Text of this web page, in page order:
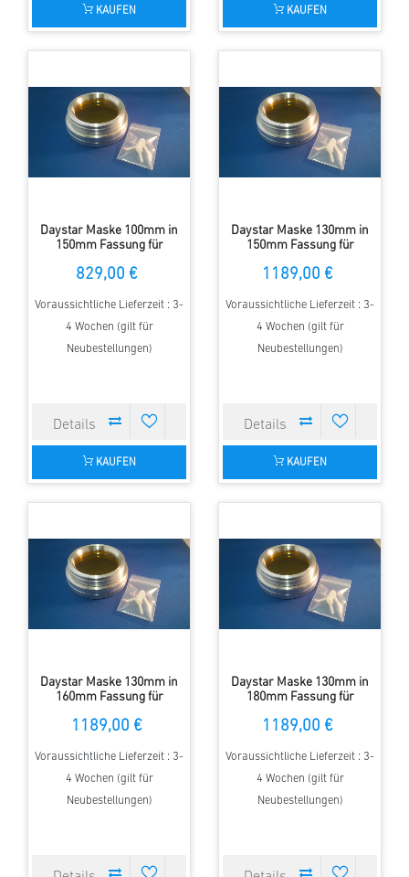
KAUFEN KAUFEN
Daystar Maske 100mm in
150mm Fassung für
829,00 €
Voraussichtliche Lieferzeit : 3-
4 Wochen (gilt für
Neubestellungen)
KAUFEN
Daystar Maske 130mm in
150mm Fassung für
1189,00 €
Voraussichtliche Lieferzeit : 3-
4 Wochen (gilt für
Neubestellungen)
KAUFEN
Daystar Maske 130mm in
160mm Fassung für
1189,00 €
Voraussichtliche Lieferzeit : 3-
4 Wochen (gilt für
Neubestellungen)
Daystar Maske 130mm in
180mm Fassung für
1189,00 €
Voraussichtliche Lieferzeit : 3-
4 Wochen (gilt für
Neubestellungen)